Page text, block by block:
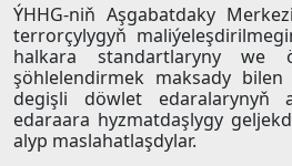
ÝHHG-niň Aşgabatdaky
terrorçylygyň
halkara standartlaryny we
şöhlelendirmek maksady bilen
degişli döwlet edaralarynyň
edaraara hyzmatdaşlygy
alyp maslahatlaşdylar.